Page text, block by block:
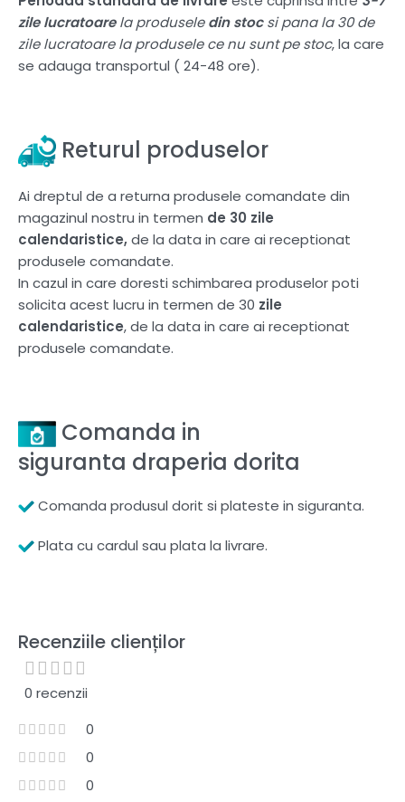
zile lucratoarela produseledin stocsi pana la 30 de
zile lucratoare la produsele ce nu sunt pe stoc, la care
se adauga transportul ( 24-48 ore).
Returul produselor
Ai dreptul de a returna produsele comandate din
magazinul nostru in termen de 30 zile
calendaristice,de la data in care ai receptionat
produsele comandate.
In cazul in care doresti schimbarea produselor poti
solicita acest lucru in termen de 30 zile
calendaristice, de la data in care ai receptionat
produsele comandate.
Comanda in
siguranta draperia dorita
Comanda produsul dorit si plateste in siguranta.
Plata cu cardul sau plata la livrare.
Recenziile clienților
0 recenzii
0
0
0